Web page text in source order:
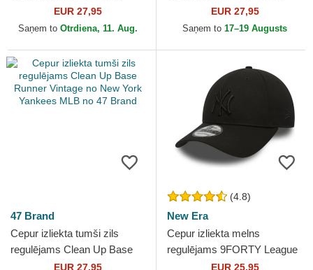
Yankees MLB no 47 Brand
EUR 27,95
Saņem to Otrdiena, 11. Aug.
Patch no Los Angeles
Dodgers MLB no New Era
EUR 27,95
Saņem to 17–19 Augusts
47 Brand
Cepur izliekta tumši zils
regulējams Clean Up Base
Runner Vintage no New York
EUR 27,95
(4.8)
New Era
Cepur izliekta melns
regulējams 9FORTY League
Essential no New York
EUR 25,95